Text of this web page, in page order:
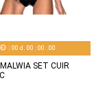
00 d. 00 :00 :00
SET CUIR